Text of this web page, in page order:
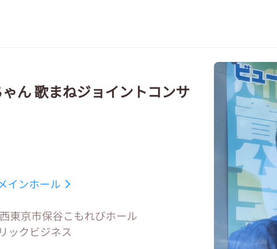
ん 歌まねジョイントコンサ
インホール
東京市保谷こもれびホール
ックビジネス